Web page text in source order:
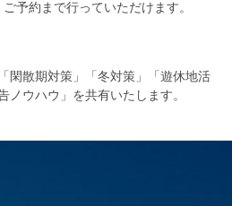
予約まで行っていただけます。
閑散期対策」「冬対策」「遊休地活
ノウハウ」を共有いたします。